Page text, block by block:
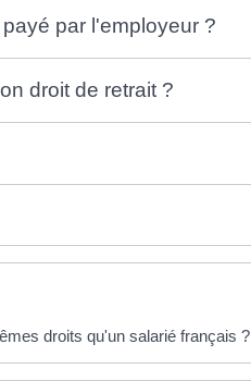
par l'employeur ?
droit de retrait ?
droits qu'un salarié français ?